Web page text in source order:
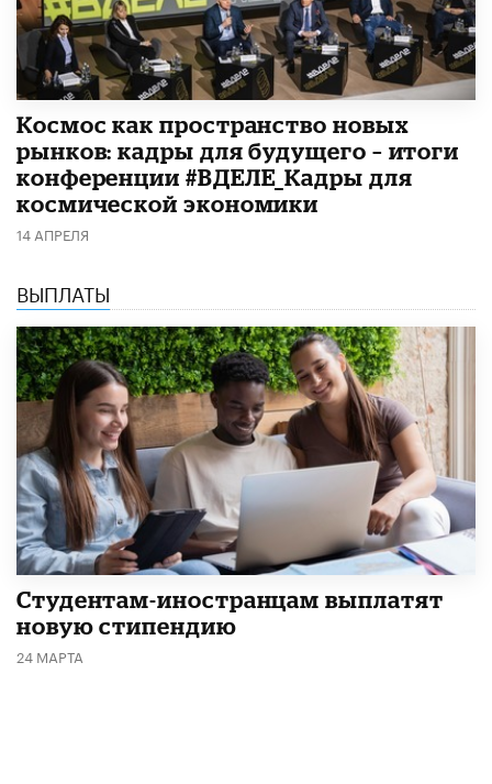
Космос как пространство новых
рынков: кадры для будущего – итоги
конференции #ВДЕЛЕ_Кадры для
космической экономики
14 АПРЕЛЯ
ВЫПЛАТЫ
Студентам-иностранцам выплатят
новую стипендию
24 МАРТА